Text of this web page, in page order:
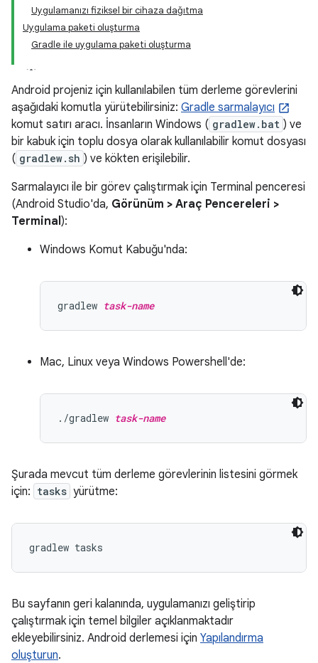
Uygulamanızı fiziksel bir cihaza dağıtma
Uygulama paketi oluşturma
Gradle ile uygulama paketi oluşturma
Android projeniz için kullanılabilen tüm derleme görevlerini
aşağıdaki komutla yürütebilirsiniz: Gradle sarmalayıcı
komut satırı aracı. İnsanların Windows ( gradlew.bat ) ve
bir kabuk için toplu dosya olarak kullanılabilir komut dosyası
( gradlew.sh ) ve kökten erişilebilir.
Sarmalayıcı ile bir görev çalıştırmak için Terminal penceresi
(Android Studio'da, Görünüm > Araç Pencereleri >
Terminal):
Windows Komut Kabuğu'nda:
gradlew task-name
Mac, Linux veya Windows Powershell'de:
./gradlew task-name
Şurada mevcut tüm derleme görevlerinin listesini görmek
için: tasks yürütme:
Bu sayfanın geri kalanında, uygulamanızı geliştirip
çalıştırmak için temel bilgiler açıklanmaktadır
ekleyebilirsiniz. Android derlemesi için Yapılandırma
oluşturun.